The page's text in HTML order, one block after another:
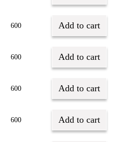
600 Add to cart
600 Add to cart
600 Add to cart
600 Add to cart